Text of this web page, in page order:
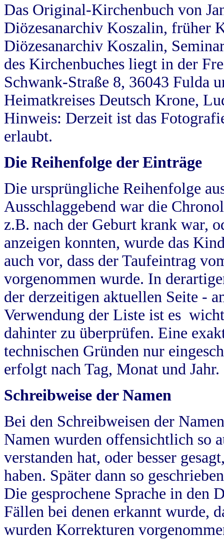
Das Original-Kirchenbuch von
Diözesanarchiv Koszalin, früher
Diözesanarchiv Koszalin,
des Kirchenbuches liegt in der
Schwank-Straße 8, 36043 Fulda
Heimatkreises Deutsch Krone,
Hinweis: Derzeit ist das
erlaubt.
Die Reihenfolge der Einträge
Die ursprüngliche Reihenfolge
Ausschlaggebend war die
z.B. nach der Geburt krank war,
anzeigen konnten, wurde das
auch vor, dass der Taufeintrag
vorgenommen wurde. In
der derzeitigen aktuellen Seite -
Verwendung der Liste ist es
dahinter zu überprüfen. Eine
technischen Gründen nur
erfolgt nach Tag, Monat und Jahr.
Schreibweise der Namen
Bei den Schreibweisen der
Namen wurden offensichtlich so
verstanden hat, oder besser
haben. Später dann so
Die gesprochene Sprache in
Fällen bei denen erkannt wurde,
wurden Korrekturen